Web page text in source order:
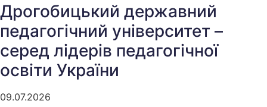
Дрогобицький державний
педагогічний університет –
серед лідерів педагогічної
освіти України
09.07.2026